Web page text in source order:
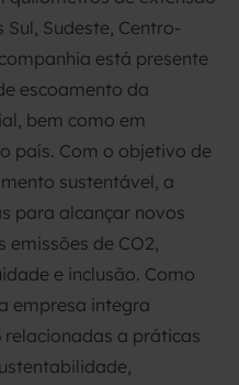
Sudeste, Centro-
está presente
escoamento da
bem como em
país. Com o objetivo de
sustentável, a
para alcançar novos
emissões de CO2,
e inclusão. Como
empresa integra
a práticas